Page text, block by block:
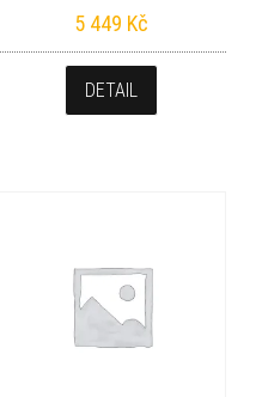
5 449 Kč
DETAIL